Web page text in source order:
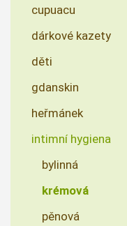
cupuacu
dárkové kazety
děti
gdanskin
heřmánek
intimní hygiena
bylinná
krémová
pěnová